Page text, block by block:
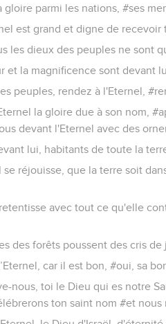
gloire parmi les nations, #ses
est grand et digne de
les dieux des peuples ne sont
et la magnificence sont devant
peuples, rendez à l'Eternel,
la gloire due à son nom,
devant l'Eternel avec des
lui, habitants de toute la
se réjouisse, que la terre soit
avec tout ce qu'elle
des forêts poussent des cris
car il est bon, #oui, sa
nous, toi le Dieu qui es notre
ton saint nom #et nous